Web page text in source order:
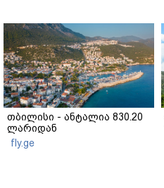
თბილისი - ანტალია 830.20
ლარიდან
fly.ge